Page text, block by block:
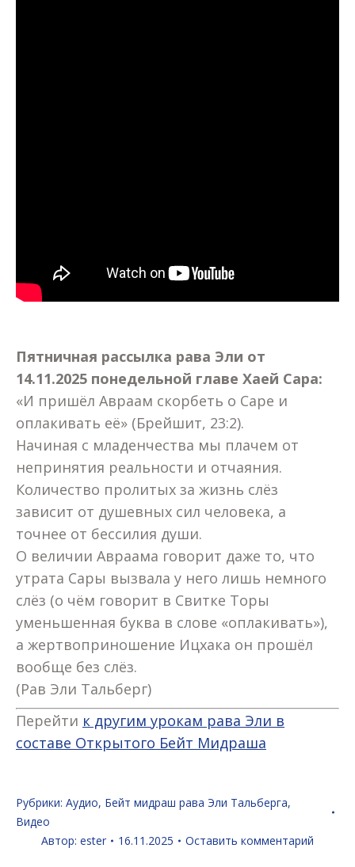
Пятничная рассылка рава Эли от
14.11.2025 понедельной главе Хаей Сара:
«И пришёл Авраам скорбеть о Саре и
оплакивать её» (Брейшит, 23:2).
Начиная с младенчества мы плачем от
непринятия реальности и отчаяния.
Количество пролитых за жизнь слёз
зависит от душевных сил человека, а
точнее от бессилия души.
О величии Авраама говорит даже то, что
утрата Сары вызвала у него лишь немного
слёз (о чём говорит в Свитке Торы
уменьшенная буква в слове «оплакивать»),
а жертвоприношение Ицхака он прошёл
вообще без слёз.
(Рав Эли Тальберг)
Перейти к другим урокам рава Эли в
составе Открытого Бейт Мидраша
Рубрики: Аудио, Бейт мидраш рава Эли Тальберга,
Видео
Автор: ester 16.11.2025 Оставить комментарий